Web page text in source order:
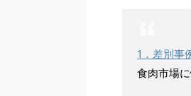
1．差別事
食肉市場